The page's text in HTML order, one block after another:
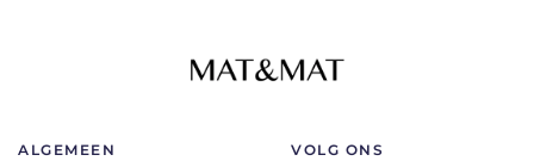
ALGEMEEN VOLG ONS